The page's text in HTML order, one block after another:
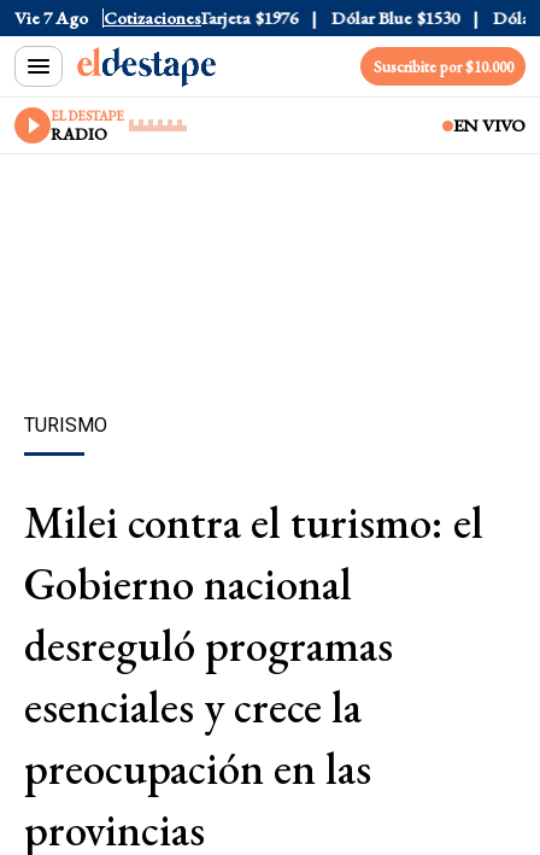
Vie 7 Ago Cotizaciones
$1520 Dólar Tarjeta $1976 Dólar Blue $1530 Dólar
Suscribite por $10.000
EL DESTAPE
RADIO EN VIVO
TURISMO
Milei contra el turismo: el
Gobierno nacional
desreguló programas
esenciales y crece la
preocupación en las
provincias